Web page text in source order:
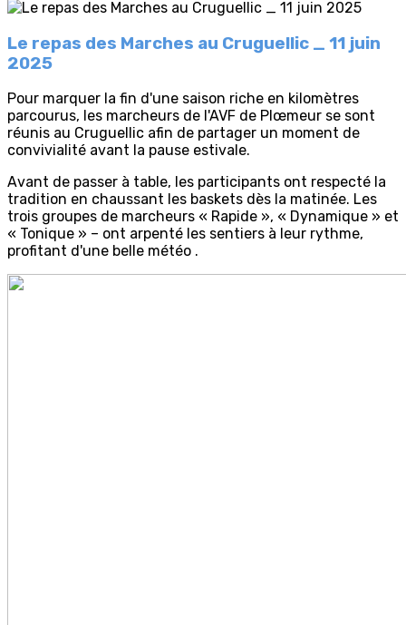
Le repas des Marches au Cruguellic _ 11 juin
2025
Pour marquer la fin d'une saison riche en kilomètres
parcourus, les marcheurs de l'AVF de Plœmeur se sont
réunis au Cruguellic afin de partager un moment de
convivialité avant la pause estivale.
Avant de passer à table, les participants ont respecté la
tradition en chaussant les baskets dès la matinée. Les
trois groupes de marcheurs « Rapide », « Dynamique » et
« Tonique » – ont arpenté les sentiers à leur rythme,
profitant d'une belle météo .